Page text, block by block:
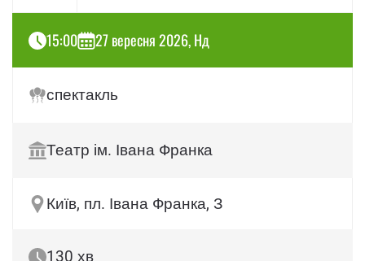
15:00 27 вересня 2026, Нд
спектакль
Театр ім. Івана Франка
Київ, пл. Івана Франка, З
130 хв